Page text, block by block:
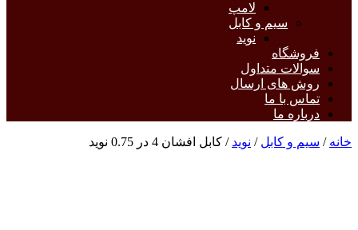
لامپ
سیم و کابل
نوید
فروشگاه
سوالات متداول
روش های ارسال
تماس با ما
درباره ما
خانه / سیم و کابل / نوید / کابل افشان 4 در 0.75 نوید